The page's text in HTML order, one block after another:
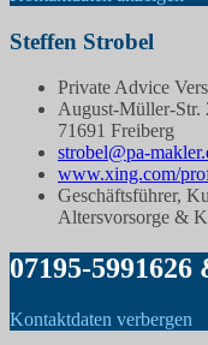
Steffen Strobel
Private Advice
August-Müller-Str.
71691 Freiberg
strobel@pa-
www.xing.com/
Geschäftsführer,
Altersvorsorge &
07195-5991626
Kontaktdaten verbergen